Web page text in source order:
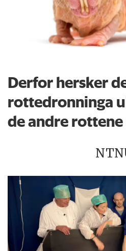
Derfor hersker
rottedronninga
de andre rottene